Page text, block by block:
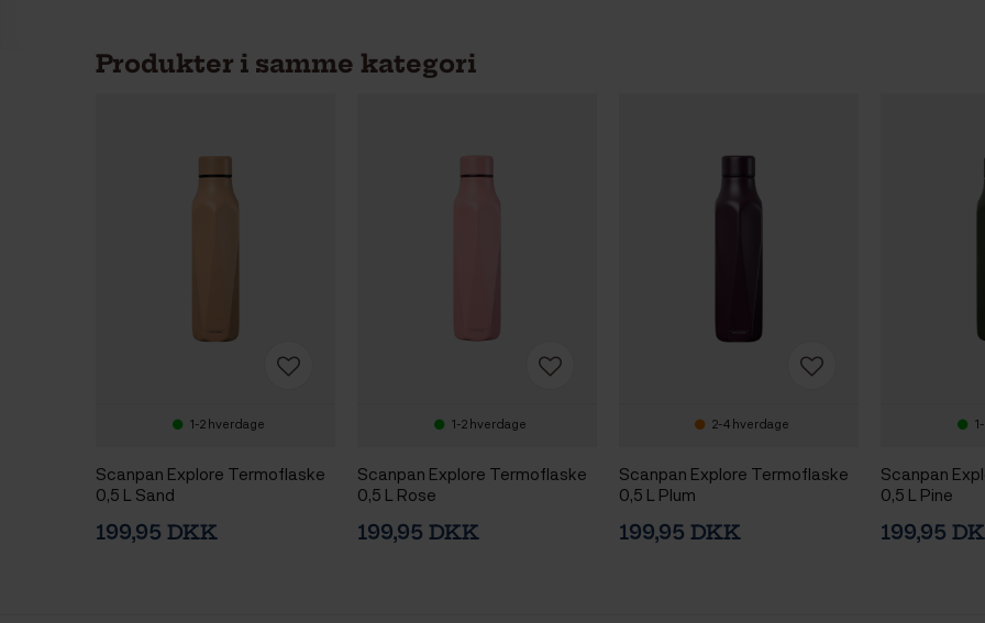
Produkter i samme kategori
1-2 hverdage
Scanpan Explore Termoflaske
0,5 L Sand
199,95 DKK
1-2 hverdage
Scanpan Explore Termoflaske
0,5 L Rose
199,95 DKK
2-4 hverdage
Scanpan Explore Termoflaske
0,5 L Plum
199,95 DKK
Scanpan
0,5 L Pine
199,95